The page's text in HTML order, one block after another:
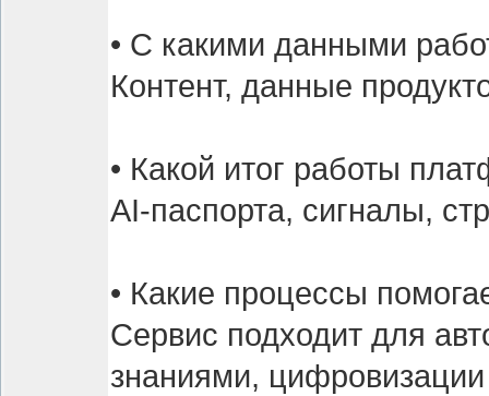
• С какими данными
Контент, данные
• Какой итог работы
AI-паспорта, сигналы,
• Какие процессы
Сервис подходит для
знаниями, цифровизации